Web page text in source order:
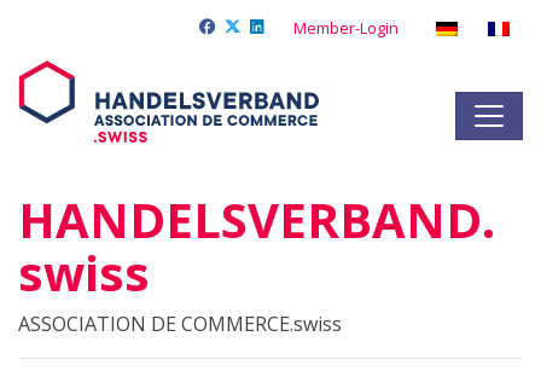
Member-Login
HANDELSVERBAND.
swiss
ASSOCIATION DE COMMERCE.swiss